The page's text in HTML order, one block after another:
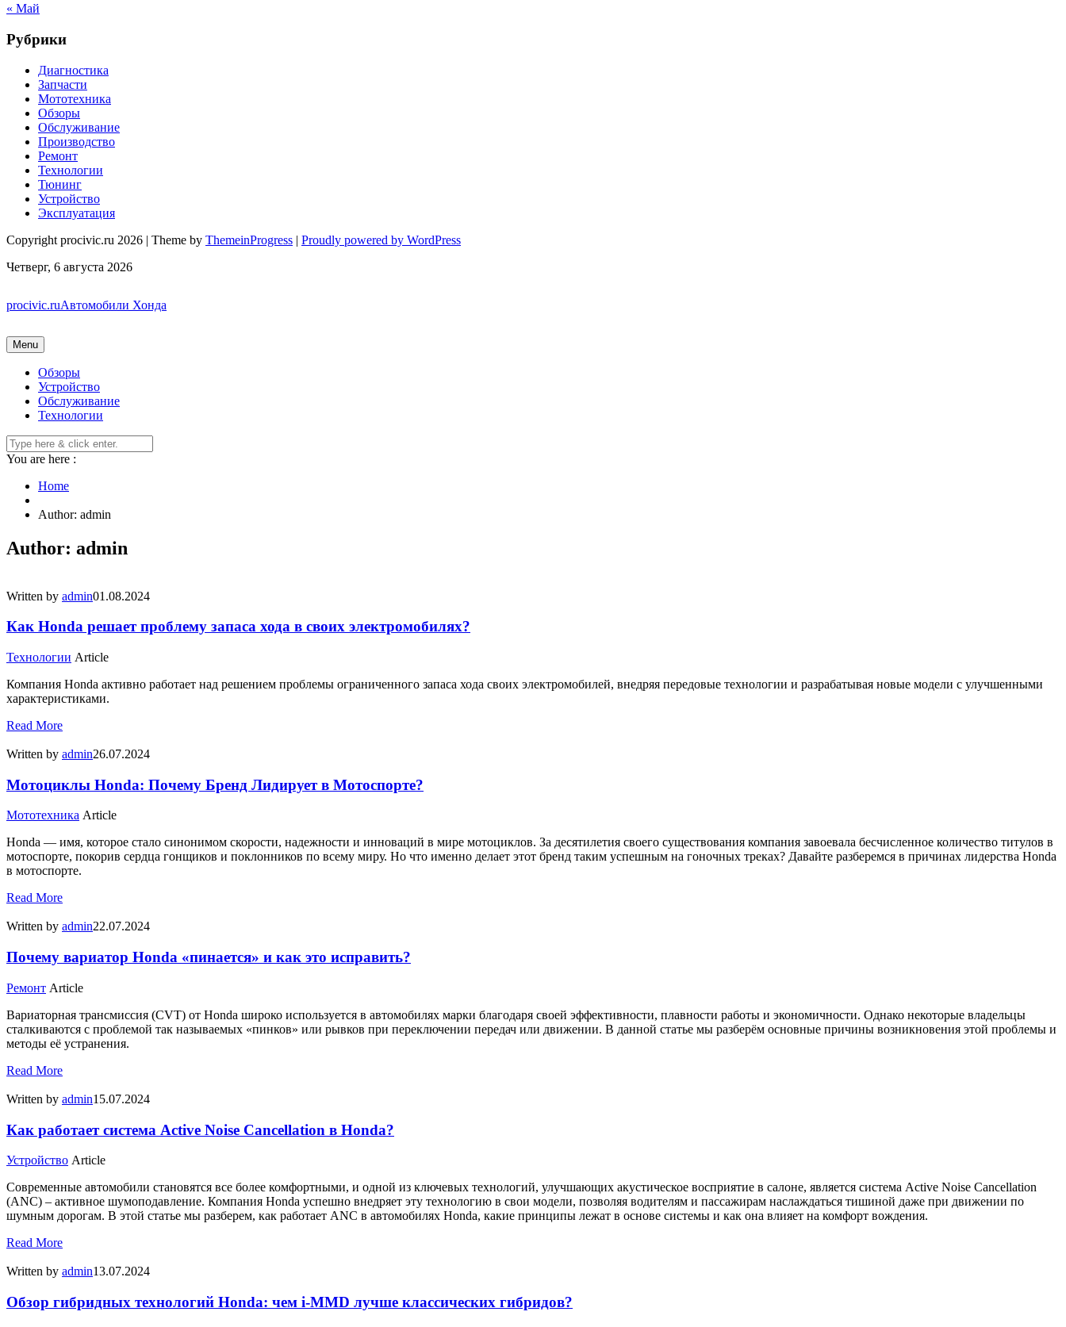
« Май
Рубрики
Диагностика
Запчасти
Мототехника
Обзоры
Обслуживание
Производство
Ремонт
Технологии
Тюнинг
Устройство
Эксплуатация
Copyright procivic.ru 2026 | Theme by ThemeinProgress | Proudly powered by WordPress
Четверг, 6 августа 2026
procivic.ruАвтомобили Хонда
Menu
Обзоры
Устройство
Обслуживание
Технологии
You are here :
Home
Author: admin
Author: admin
Written by admin01.08.2024
Как Honda решает проблему запаса хода в своих электромобилях?
Технологии Article
Компания Honda активно работает над решением проблемы ограниченного запаса хода своих электромобилей, внедряя передовые технологии и разрабатывая новые модели с улучшенными
характеристиками.
Read More
Written by admin26.07.2024
Мотоциклы Honda: Почему Бренд Лидирует в Мотоспорте?
Мототехника Article
Honda — имя, которое стало синонимом скорости, надежности и инноваций в мире мотоциклов. За десятилетия своего существования компания завоевала бесчисленное количество титулов в
мотоспорте, покорив сердца гонщиков и поклонников по всему миру. Но что именно делает этот бренд таким успешным на гоночных треках? Давайте разберемся в причинах лидерства Honda
в мотоспорте.
Read More
Written by admin22.07.2024
Почему вариатор Honda «пинается» и как это исправить?
Ремонт Article
Вариаторная трансмиссия (CVT) от Honda широко используется в автомобилях марки благодаря своей эффективности, плавности работы и экономичности. Однако некоторые владельцы
сталкиваются с проблемой так называемых «пинков» или рывков при переключении передач или движении. В данной статье мы разберём основные причины возникновения этой проблемы и
методы её устранения.
Read More
Written by admin15.07.2024
Как работает система Active Noise Cancellation в Honda?
Устройство Article
Современные автомобили становятся все более комфортными, и одной из ключевых технологий, улучшающих акустическое восприятие в салоне, является система Active Noise Cancellation
(ANC) – активное шумоподавление. Компания Honda успешно внедряет эту технологию в свои модели, позволяя водителям и пассажирам наслаждаться тишиной даже при движении по
шумным дорогам. В этой статье мы разберем, как работает ANC в автомобилях Honda, какие принципы лежат в основе системы и как она влияет на комфорт вождения.
Read More
Written by admin13.07.2024
Обзор гибридных технологий Honda: чем i-MMD лучше классических гибридов?